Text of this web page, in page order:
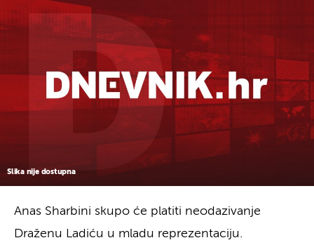
Slika nije dostupna
Anas Sharbini skupo će platiti neodazivanje
Draženu Ladiću u mladu reprezentaciju.